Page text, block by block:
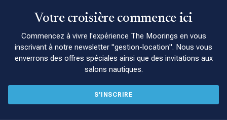
Votre croisière commence ici
Commencez à vivre l'expérience The Moorings en vous
inscrivant à notre newsletter "gestion-location". Nous vous
enverrons des offres spéciales ainsi que des invitations aux
salons nautiques.
S’INSCRIRE